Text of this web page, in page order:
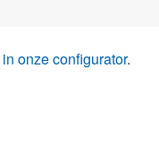
in onze configurator.